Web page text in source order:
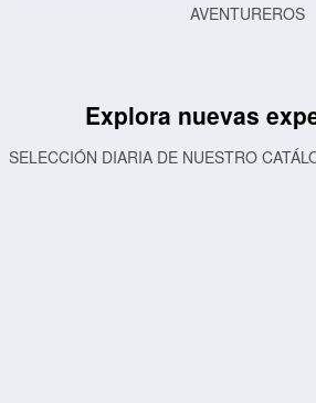
AVENTUREROS
Explora nuevas
SELECCIÓN DIARIA DE NUESTRO